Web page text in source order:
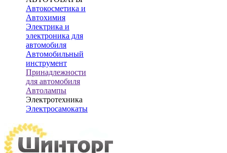
Автокосметика и
Автохимия
Электрика и
электроника для
автомобиля
Автомобильный
инструмент
Принадлежности
для автомобиля
Автолампы
Электротехника
Электросамокаты